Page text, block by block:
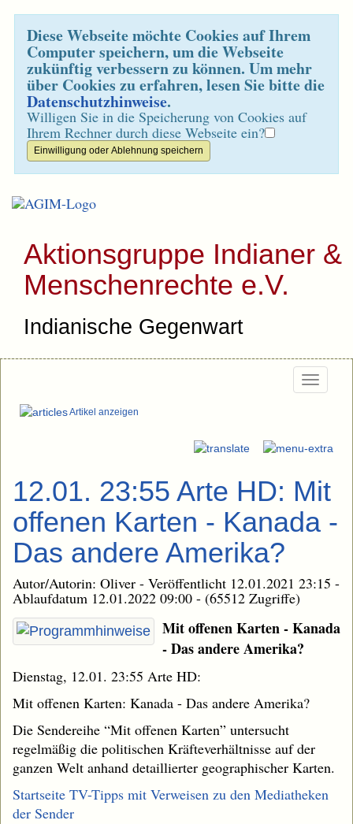
Diese Webseite möchte Cookies auf Ihrem
Computer speichern, um die Webseite
zukünftig verbessern zu können. Um mehr
über Cookies zu erfahren, lesen Sie bitte die
Datenschutzhinweise.
Willigen Sie in die Speicherung von Cookies auf
Ihrem Rechner durch diese Webseite ein?
Aktionsgruppe Indianer &
Menschenrechte e.V.
Indianische Gegenwart
Artikel anzeigen
12.01. 23:55 Arte HD: Mit
offenen Karten - Kanada -
Das andere Amerika?
Autor/Autorin: Oliver - Veröffentlicht 12.01.2021 23:15 -
Ablaufdatum 12.01.2022 09:00 - (65512 Zugriffe)
Mit offenen Karten - Kanada
- Das andere Amerika?
Dienstag, 12.01. 23:55 Arte HD:
Mit offenen Karten: Kanada - Das andere Amerika?
Die Sendereihe “Mit offenen Karten” untersucht
regelmäßig die politischen Kräfteverhältnisse auf der
ganzen Welt anhand detaillierter geographischer Karten.
Startseite TV-Tipps mit Verweisen zu den Mediatheken
der Sender